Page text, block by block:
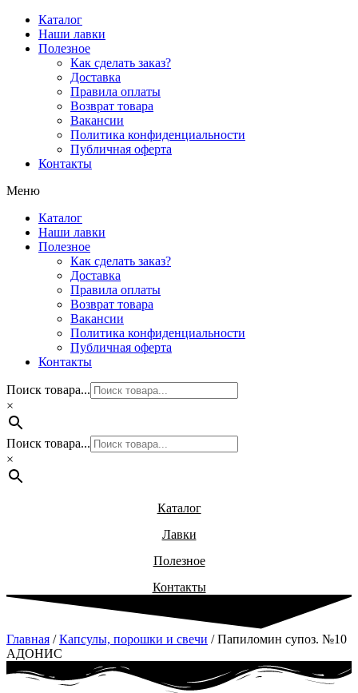
Перейти
содержимому
Каталог
Наши лавки
Полезное
Как сделать заказ?
Доставка
Правила оплаты
Возврат товара
Вакансии
Политика конфиденциальности
Публичная оферта
Контакты
Меню
Каталог
Наши лавки
Полезное
Как сделать заказ?
Доставка
Правила оплаты
Возврат товара
Вакансии
Политика конфиденциальности
Публичная оферта
Контакты
Поиск товара...
×
Поиск товара...
×
Каталог
Лавки
Полезное
Контакты
Главная /Капсулы, порошки и свечи / Папиломин супоз. №10
АДОНИС